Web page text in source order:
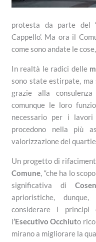
protesta da parte del
Cappello’. Ma ora il
come sono andate le
In realtà le radici delle
sono state estirpate,
grazie alla
comunque le loro
necessario per i
procedono nella più
valorizzazione del
Un progetto di
Comune, “che ha lo
significativa di
aprioristiche,
considerare i principi
l’Esecutivo Occhiuto
mirano a migliorare la